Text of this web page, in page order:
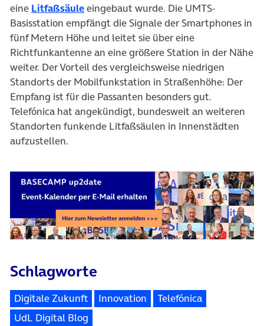
eine Litfaßsäule(öffnet in neuem Tab)
eingebaut wurde. Die UMTS-
Basisstation empfängt die Signale der Smartphones in
fünf Metern Höhe und leitet sie über eine
Richtfunkantenne an eine größere Station in der Nähe
weiter. Der Vorteil des vergleichsweise niedrigen
Standorts der Mobilfunkstation in Straßenhöhe: Der
Empfang ist für die Passanten besonders gut.
Telefónica hat angekündigt, bundesweit an weiteren
Standorten funkende Litfaßsäulen in Innenstädten
aufzustellen.
Schlagworte
Digitale Zukunft Innovation
Telefónica
UdL Digital Blog